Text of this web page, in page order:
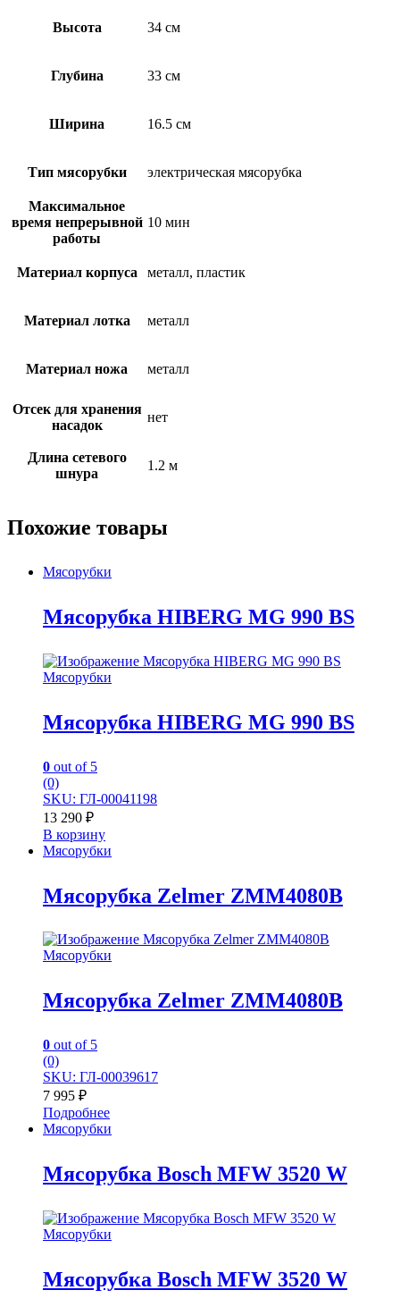
Высота 34 см
Глубина 33 см
Ширина 16.5 см
Тип мясорубки электрическая мясорубка
Максимальное
время непрерывной
работы
10 мин
Материал корпуса металл, пластик
Материал лотка металл
Материал ножа металл
Отсек для хранения
насадок
нет
Длина сетевого
шнура
1.2 м
Похожие товары
Мясорубки
Мясорубка HIBERG MG 990 BS
Мясорубки
Мясорубка HIBERG MG 990 BS
0 out of 5
(0)
SKU: ГЛ-00041198
13 290 ₽
В корзину
Мясорубки
Мясорубка Zelmer ZMM4080B
Мясорубки
Мясорубка Zelmer ZMM4080B
0 out of 5
(0)
SKU: ГЛ-00039617
7 995 ₽
Подробнее
Мясорубки
Мясорубка Bosch MFW 3520 W
Мясорубки
Мясорубка Bosch MFW 3520 W